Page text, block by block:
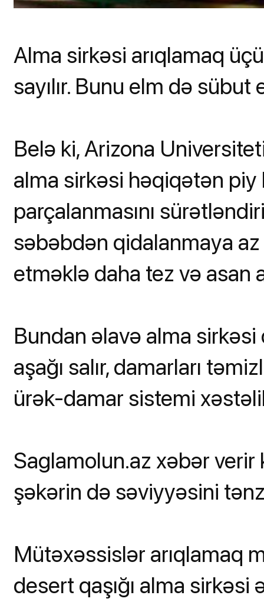
Alma sirkəsi arıqlamaq
sayılır. Bunu elm də sübut
Belə ki, Arizona
alma sirkəsi həqiqətən piy
parçalanmasını
səbəbdən qidalanmaya
etməklə daha tez və asan
Bundan əlavə alma
aşağı salır, damarları
ürək-damar sistemi
Saglamolun.az xəbər
şəkərin də səviyyəsini
Mütəxəssislər arıqlamaq
desert qaşığı alma